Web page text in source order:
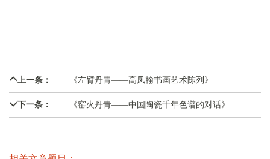
上一条： 《左臂丹青——高凤翰书画艺术陈列》
下一条： 《窑火丹青——中国陶瓷千年色谱的对话》